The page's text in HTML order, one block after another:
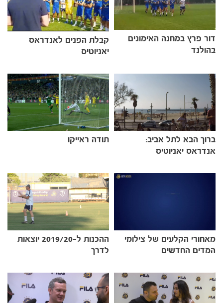
דור פרץ במחנה האימונים
בהולנד
קבלת הפנים לאנדראס
יאניוטיס
ברוך הבא לתל אביב:
אנדראס יאניוטיס
תודה ראייקו
מאחורי הקלעים של צילומי
המדים החדשים
ההכנות ל-2019/20 יוצאות
לדרך